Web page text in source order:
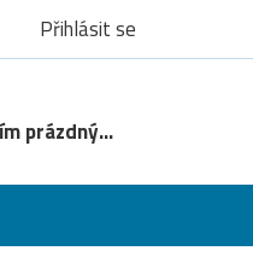
Přihlásit se
prázdný...